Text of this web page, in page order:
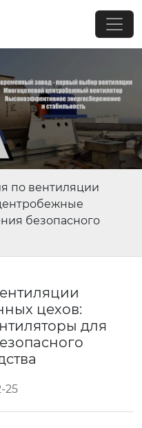
по вентиляции
безопасного
цехов:
для
25